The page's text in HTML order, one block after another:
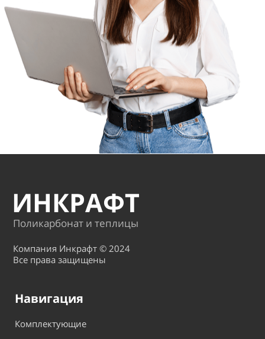
ИНКРАФТ
Поликарбонат и теплицы
Компания Инкрафт © 2024
Все права защищены
Навигация
Комплектующие